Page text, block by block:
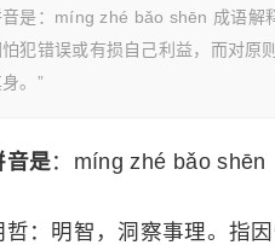
音是：míng zhé bǎo shēn 成语解
犯错误或有损自己利益，而对原
。”
音是：míng zhé bǎo shēn
哲：明智，洞察事理。指